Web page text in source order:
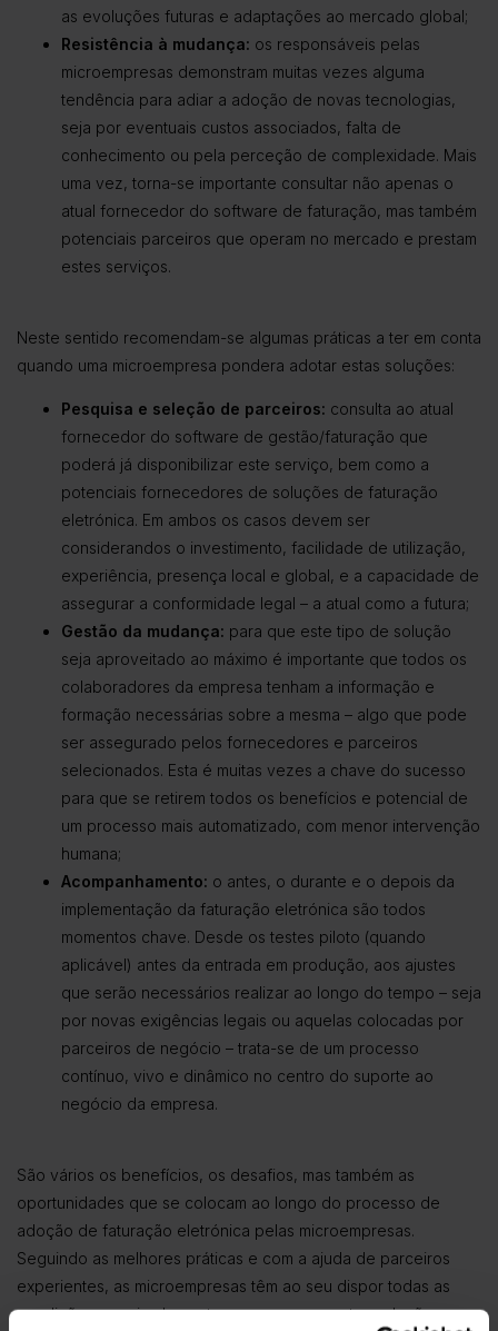
as evoluções futuras e adaptações ao mercado global;
Resistência à mudança: os responsáveis pelas
microempresas demonstram muitas vezes alguma
tendência para adiar a adoção de novas tecnologias,
seja por eventuais custos associados, falta de
conhecimento ou pela perceção de complexidade. Mais
uma vez, torna-se importante consultar não apenas o
atual fornecedor do software de faturação, mas também
potenciais parceiros que operam no mercado e prestam
estes serviços.
Neste sentido recomendam-se algumas práticas a ter em conta
quando uma microempresa pondera adotar estas soluções:
Pesquisa e seleção de parceiros: consulta ao atual
fornecedor do software de gestão/faturação que
poderá já disponibilizar este serviço, bem como a
potenciais fornecedores de soluções de faturação
eletrónica. Em ambos os casos devem ser
considerandos o investimento, facilidade de utilização,
experiência, presença local e global, e a capacidade de
assegurar a conformidade legal – a atual como a futura;
Gestão da mudança: para que este tipo de solução
seja aproveitado ao máximo é importante que todos os
colaboradores da empresa tenham a informação e
formação necessárias sobre a mesma – algo que pode
ser assegurado pelos fornecedores e parceiros
selecionados. Esta é muitas vezes a chave do sucesso
para que se retirem todos os benefícios e potencial de
um processo mais automatizado, com menor intervenção
humana;
Acompanhamento: o antes, o durante e o depois da
implementação da faturação eletrónica são todos
momentos chave. Desde os testes piloto (quando
aplicável) antes da entrada em produção, aos ajustes
que serão necessários realizar ao longo do tempo – seja
por novas exigências legais ou aquelas colocadas por
parceiros de negócio – trata-se de um processo
contínuo, vivo e dinâmico no centro do suporte ao
negócio da empresa.
São vários os benefícios, os desafios, mas também as
oportunidades que se colocam ao longo do processo de
adoção de faturação eletrónica pelas microempresas.
Seguindo as melhores práticas e com a ajuda de parceiros
experientes, as microempresas têm ao seu dispor todas as
condições para implementar com sucesso estas soluções,